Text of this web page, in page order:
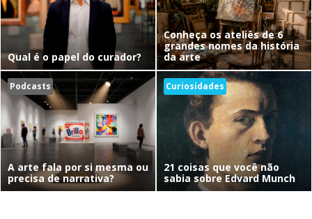
Qual é o papel do curador?
Conheça os ateliês de 6
grandes nomes da história
da arte
Podcasts
A arte fala por si mesma ou
precisa de narrativa?
Curiosidades
21 coisas que você não
sabia sobre Edvard Munch